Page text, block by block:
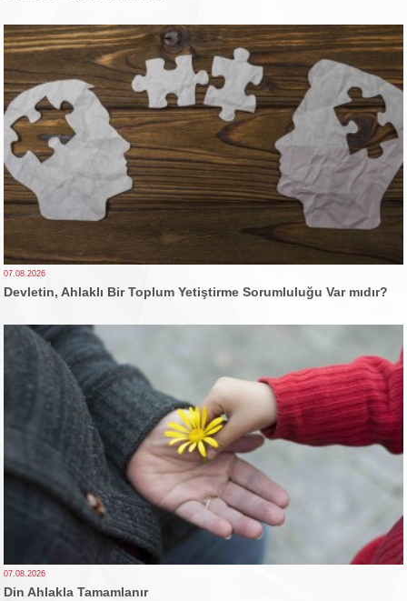
07.08.2026
Devletin, Ahlaklı Bir Toplum Yetiştirme Sorumluluğu Var mıdır?
07.08.2026
Din Ahlakla Tamamlanır